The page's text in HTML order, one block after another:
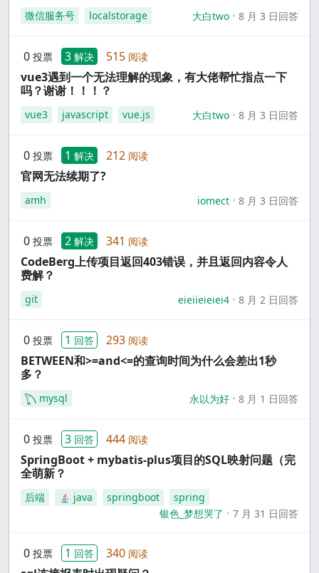
微信服务号 localstorage 大白two 8 月 3 日回答
0 投票 3 解决 515 阅读
vue3遇到一个无法理解的现象，有大佬帮忙指点一下
吗？谢谢！！！？
vue3 javascript vue.js 大白two 8 月 3 日回答
0 投票 1 解决 212 阅读
官网无法续期了?
amh iomect 8 月 3 日回答
0 投票 2 解决 341 阅读
CodeBerg上传项目返回403错误，并且返回内容令人
费解？
git eieiieieiei4 8 月 2 日回答
0 投票 1 回答 293 阅读
BETWEEN和>=and<=的查询时间为什么会差出1秒
多？
mysql 永以为好 8 月 1 日回答
0 投票 3 回答 444 阅读
SpringBoot + mybatis-plus项目的SQL映射问题（完
全萌新？
后端 java springboot
spring
银色_梦想哭了
7 月 31 日回答
0 投票 1 回答 340 阅读